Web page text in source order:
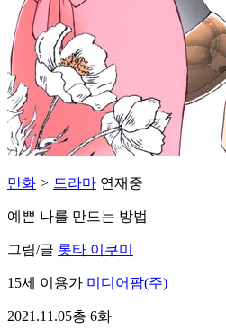
만화 > 드라마 연재중
예쁜 나를 만드는 방법
그림/글 롯타 이쿠미
15세 이용가 미디어팜(주)
2021.11.05총 6화